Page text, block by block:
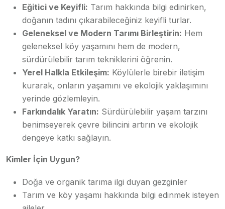
Eğitici ve Keyifli: Tarım hakkında bilgi edinirken,
doğanın tadını çıkarabileceğiniz keyifli turlar.
Geleneksel ve Modern Tarımı Birleştirin: Hem
geleneksel köy yaşamını hem de modern,
sürdürülebilir tarım tekniklerini öğrenin.
Yerel Halkla Etkileşim: Köylülerle birebir iletişim
kurarak, onların yaşamını ve ekolojik yaklaşımını
yerinde gözlemleyin.
Farkındalık Yaratın: Sürdürülebilir yaşam tarzını
benimseyerek çevre bilincini artırın ve ekolojik
dengeye katkı sağlayın.
Kimler İçin Uygun?
Doğa ve organik tarıma ilgi duyan gezginler
Tarım ve köy yaşamı hakkında bilgi edinmek isteyen